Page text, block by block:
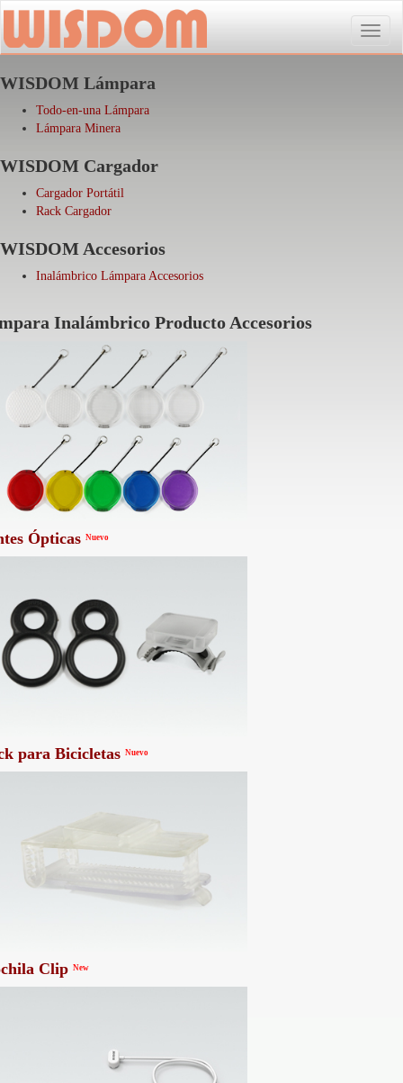
Toggle
WISDOM Lámpara
Todo-en-una Lámpara
Lámpara Minera
WISDOM Cargador
Cargador Portátil
Rack Cargador
WISDOM Accesorios
Inalámbrico Lámpara Accesorios
Inalámbrico Producto Accesorios
Ópticas Nuevo
para Bicicletas Nuevo
Clip New